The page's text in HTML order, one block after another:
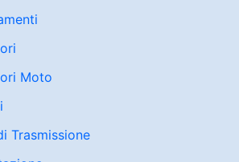
Moto
Trasmissione